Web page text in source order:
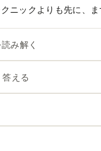
ニックよりも先に、ま
み解く
える